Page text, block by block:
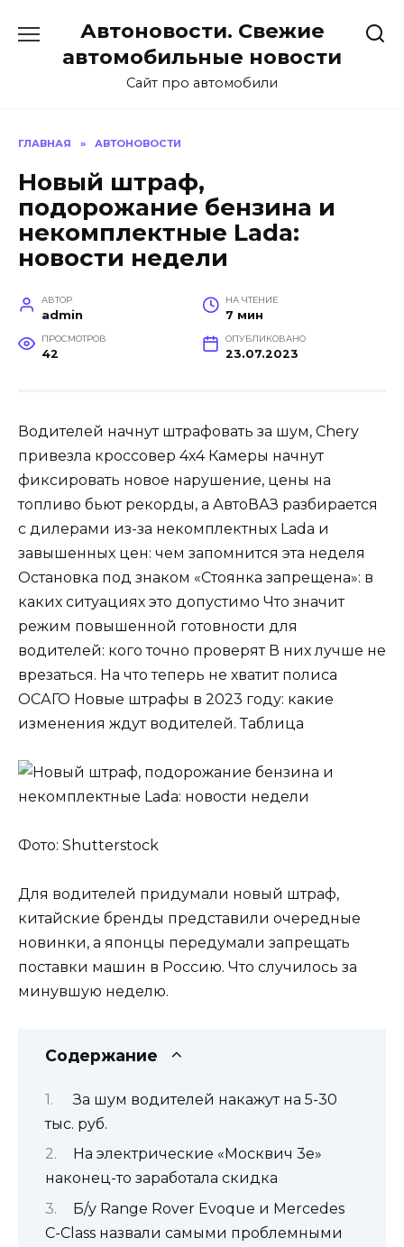
содержанию
Автоновости. Свежие
автомобильные новости
Сайт про автомобили
ГЛАВНАЯ » АВТОНОВОСТИ
Новый штраф,
подорожание бензина и
некомплектные Lada:
новости недели
АВТОР
admin
НА ЧТЕНИЕ
7 мин
ПРОСМОТРОВ
42
ОПУБЛИКОВАНО
23.07.2023
Водителей начнут штрафовать за шум, Chery
привезла кроссовер 4х4 Камеры начнут
фиксировать новое нарушение, цены на
топливо бьют рекорды, а АвтоВАЗ разбирается
с дилерами из-за некомплектных Lada и
завышенных цен: чем запомнится эта неделя
Остановка под знаком «Стоянка запрещена»: в
каких ситуациях это допустимо Что значит
режим повышенной готовности для
водителей: кого точно проверят В них лучше не
врезаться. На что теперь не хватит полиса
ОСАГО Новые штрафы в 2023 году: какие
изменения ждут водителей. Таблица
Фото: Shutterstock
Для водителей придумали новый штраф,
китайские бренды представили очередные
новинки, а японцы передумали запрещать
поставки машин в Россию. Что случилось за
минувшую неделю.
Содержание
За шум водителей накажут на 5-30
тыс. руб.
На электрические «Москвич 3е»
наконец-то заработала скидка
Б/у Range Rover Evoque и Mercedes
C-Class назвали самыми проблемными